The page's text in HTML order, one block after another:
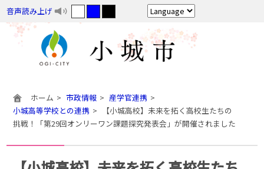
音声読み上げ
ホーム 市政情報
産学官連携
小城高等学校との連携
【小城高校】未来を拓く高校生たちの
挑戦！「第29回オンリーワン課題探究発表会」が開催されました